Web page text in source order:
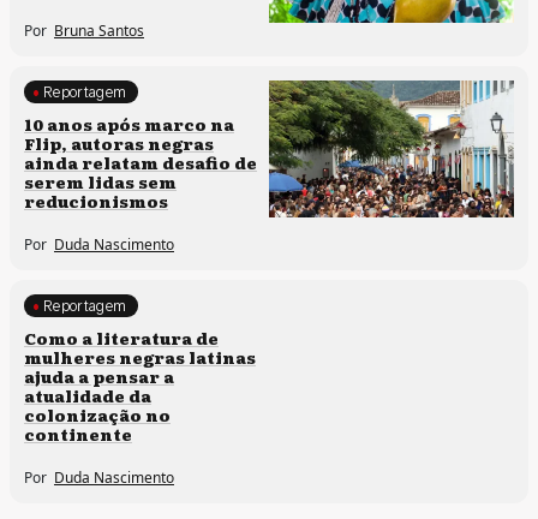
Por Bruna Santos
Processos artísticos
Reportagem
10 anos após marco na
Flip, autoras negras
ainda relatam desafio de
serem lidas sem
reducionismos
Por Duda Nascimento
Direitos humanos
Reportagem
Como a literatura de
mulheres negras latinas
ajuda a pensar a
atualidade da
colonização no
continente
Por Duda Nascimento